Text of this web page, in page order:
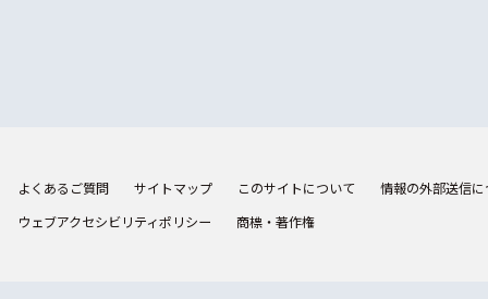
よくあるご質問 サイトマップ このサイトについて
情報の外部送信
ウェブアクセシビリティポリシー
商標・著作権